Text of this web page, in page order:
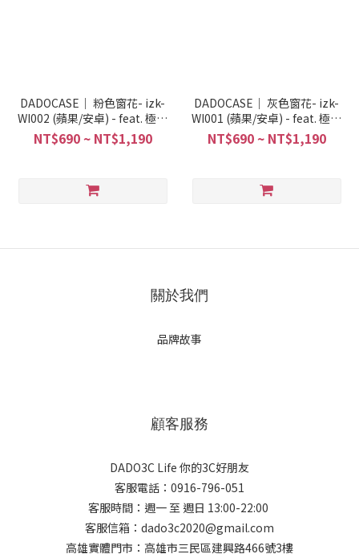
DADOCASE｜ 粉色窗花- izk-
WI002 (蘋果/安卓) - feat. 極空
戰甲 不泛黃軍規殼
NT$690 ~ NT$1,190
DADOCASE｜ 灰色窗花- izk-
WI001 (蘋果/安卓) - feat. 極空
戰甲 不泛黃軍規殼
NT$690 ~ NT$1,190
關於我們
品牌故事
顧客服務
DADO3C Life 你的3C好朋友
客服電話：0916-796-051
客服時間：週一 至 週日 13:00-22:00
客服信箱：dado3c2020@gmail.com
高雄實體門市：高雄市三民區建興路466號3樓